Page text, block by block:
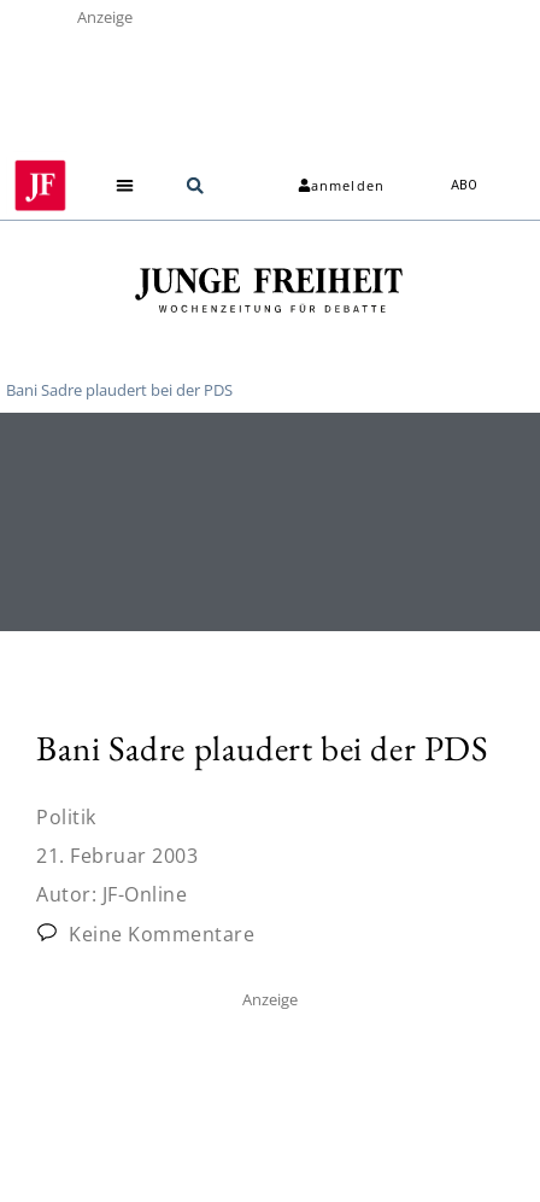
Anzeige
anmelden ABO
Bani Sadre plaudert bei der PDS
Bani Sadre plaudert bei der PDS
Politik
21. Februar 2003
Autor: JF-Online
Keine Kommentare
Anzeige